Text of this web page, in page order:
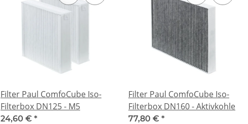
Filter Paul ComfoCube Iso-
Filterbox DN125 - M5
24,60 € *
Filter Paul ComfoCube Iso-
Filterbox DN160 - Aktivkohle
77,80 € *